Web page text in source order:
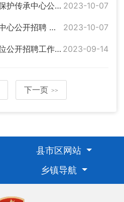
2023年临湘市花鼓戏保护传承中心公开招聘工作人员面试公告 2023-10-07
2023年临湘市融媒体中心公开招聘 实习主播面试公告 2023-10-07
2023年临湘市事业单位公开招聘工作人员公告 2023-09-14
下一页 >>
县市区网站
乡镇导航